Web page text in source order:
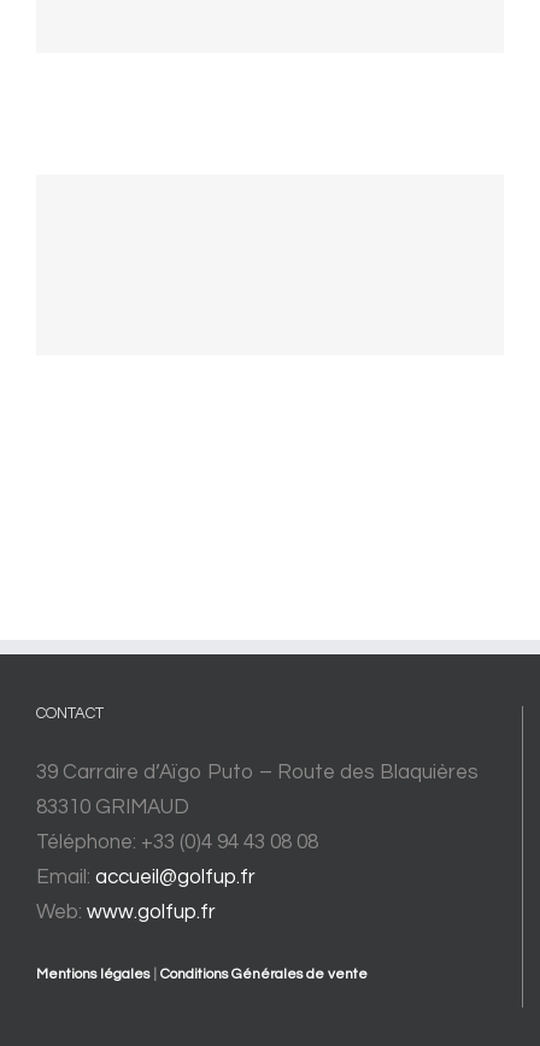
CONTACT
39 Carraire d’Aïgo Puto – Route des Blaquières
83310 GRIMAUD
Téléphone: +33 (0)4 94 43 08 08
Email: accueil@golfup.fr
Web: www.golfup.fr
Mentions légales Conditions Générales de vente